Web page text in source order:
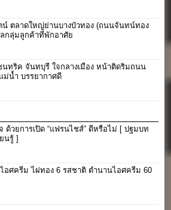
น์ ตลาดใหญ่ย่านบางบัวทอง (ถนนจันทน์ทอง
ลกลุ่มลูกค้าที่พักอาศัย
นทริค จันทบุรี ใจกลางเมือง หน้าติดริมถนน
ม่น้ำ บรรยากาศดี
ด้วยการเปิด “แฟรนไชส์” ดีหรือไม่ [ ปฐมบท
นรู้ ]
อศครีม ไผ่ทอง 6 รสชาติ ตำนานไอศครีม 60